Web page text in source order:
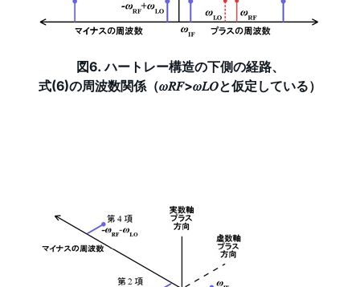
図6. ハートレー構造の下側の経路、
式(6)の周波数関係（𝜔𝑅𝐹>𝜔𝐿𝑂と仮定している）